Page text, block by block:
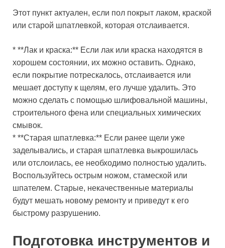
Этот пункт актуален, если пол покрыт лаком, краской
или старой шпатлевкой, которая отслаивается.
* **Лак и краска:** Если лак или краска находятся в
хорошем состоянии, их можно оставить. Однако,
если покрытие потрескалось, отслаивается или
мешает доступу к щелям, его лучше удалить. Это
можно сделать с помощью шлифовальной машины,
строительного фена или специальных химических
смывок.
* **Старая шпатлевка:** Если ранее щели уже
заделывались, и старая шпатлевка выкрошилась
или отслоилась, ее необходимо полностью удалить.
Воспользуйтесь острым ножом, стамеской или
шпателем. Старые, некачественные материалы
будут мешать новому ремонту и приведут к его
быстрому разрушению.
Подготовка инструментов и